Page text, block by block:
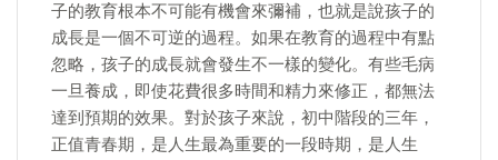
子的教育根本不可能有機會來彌補，也就是說孩子的
成長是一個不可逆的過程。如果在教育的過程中有點
忽略，孩子的成長就會發生不一樣的變化。有些毛病
一旦養成，即使花費很多時間和精力來修正，都無法
達到預期的效果。對於孩子來說，初中階段的三年，
正值青春期，是人生最為重要的一段時期，是人生